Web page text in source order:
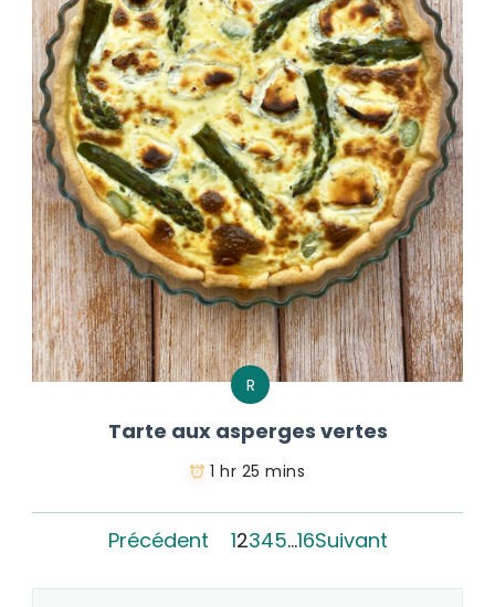
R
Tarte aux asperges vertes
1 hr 25 mins
Précédent 12345…16Suivant